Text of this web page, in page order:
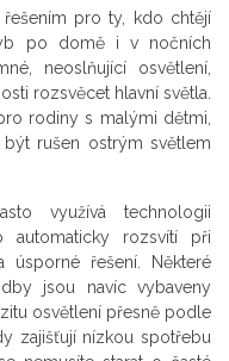
pro ty, kdo chtějí
po domě i v nočních
neoslňující osvětlení,
rozsvěcet hlavní světla.
rodiny s malými dětmi,
rušen ostrým světlem
využívá technologii
automaticky rozsvítí při
řešení. Některé
jsou navíc vybaveny
osvětlení přesně podle
zajišťují nízkou spotřebu